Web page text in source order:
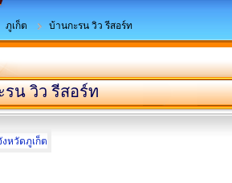
ภูเก็ต บ้านกะรน วิว รีสอร์ท
รน วิว รีสอร์ท